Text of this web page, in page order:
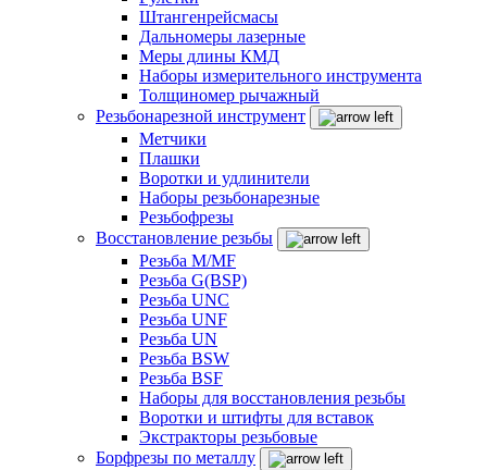
Штангенрейсмасы
Дальномеры лазерные
Меры длины КМД
Наборы измерительного инструмента
Толщиномер рычажный
Резьбонарезной инструмент
Метчики
Плашки
Воротки и удлинители
Наборы резьбонарезные
Резьбофрезы
Восстановление резьбы
Резьба M/MF
Резьба G(BSP)
Резьба UNC
Резьба UNF
Резьба UN
Резьба BSW
Резьба BSF
Наборы для восстановления резьбы
Воротки и штифты для вставок
Экстракторы резьбовые
Борфрезы по металлу